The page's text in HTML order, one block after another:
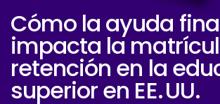
Group 1073713967
Cómo la ayuda
impacta la
retención en la
superior en EE. UU.